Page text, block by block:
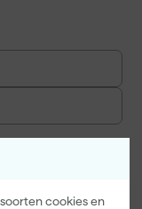
cookies en
muren en plafonds
De verf is
na circa 4 uur.
voor een